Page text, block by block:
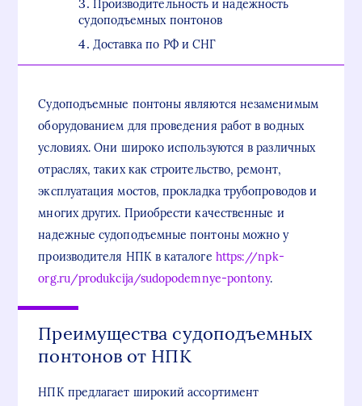
Производительность и надежность
судоподъемных понтонов
Доставка по РФ и СНГ
Судоподъемные понтоны являются незаменимым
оборудованием для проведения работ в водных
условиях. Они широко используются в различных
отраслях, таких как строительство, ремонт,
эксплуатация мостов, прокладка трубопроводов и
многих других. Приобрести качественные и
надежные судоподъемные понтоны можно у
производителя НПК в каталоге https://npk-
org.ru/produkcija/sudopodemnye-pontony.
Преимущества судоподъемных
понтонов от НПК
НПК предлагает широкий ассортимент